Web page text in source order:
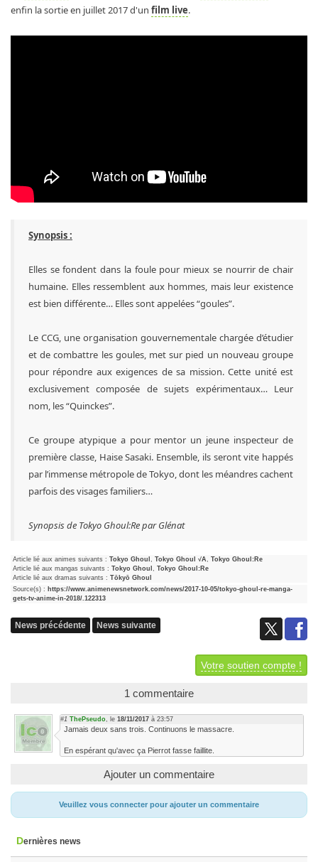
enfin la sortie en juillet 2017 d'un film live.
Synopsis :
Elles se fondent dans la foule pour mieux se nourrir de chair
humaine. Elles ressemblent aux hommes, mais leur existence
est bien différente… Elles sont appelées “goules”.
Le CCG, une organisation gouvernementale chargée d’étudier
et de combattre les goules, met sur pied un nouveau groupe
pour répondre aux exigences de sa mission. Cette unité est
exclusivement composée de sujets expérimentaux… Leur
nom, les “Quinckes”.
Ce groupe atypique a pour mentor un jeune inspecteur de
première classe, Haise Sasaki. Ensemble, ils seront vite happés
par l’immense métropole de Tokyo, dont les méandres cachent
parfois des visages familiers…
Synopsis de Tokyo Ghoul:Re par Glénat
Article lié aux animes suivants : Tokyo Ghoul Tokyo Ghoul √A
Tokyo Ghoul:Re
Article lié aux mangas suivants : Tokyo Ghoul
Tokyo Ghoul:Re
Article lié aux dramas suivants : Tōkyō Ghoul
Source(s) : https://www.animenewsnetwork.com/news/2017-10-05/tokyo-ghoul-re-manga-
gets-tv-anime-in-2018/.122313
News précédente News suivante
Votre soutien compte !
1 commentaire
#1 ThePseudo , le 18/11/2017 à 23:57
Jamais deux sans trois. Continuons le massacre.
En espérant qu'avec ça Pierrot fasse faillite.
Ajouter un commentaire
Veuillez vous connecter pour ajouter un commentaire
Dernières news